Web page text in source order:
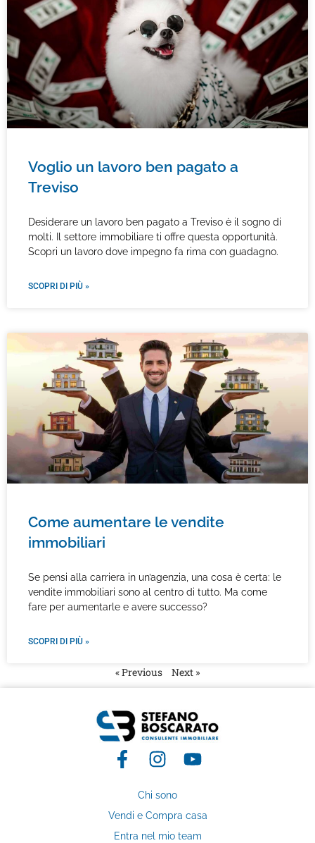
Voglio un lavoro ben pagato a
Treviso
Desiderare un lavoro ben pagato a Treviso è il sogno di
molti. Il settore immobiliare ti offre questa opportunità.
Scopri un lavoro dove impegno fa rima con guadagno.
SCOPRI DI PIÙ »
Come aumentare le vendite
immobiliari
Se pensi alla carriera in un’agenzia, una cosa è certa: le
vendite immobiliari sono al centro di tutto. Ma come
fare per aumentarle e avere successo?
SCOPRI DI PIÙ »
« Previous Next »
Chi sono
Vendi e Compra casa
Entra nel mio team